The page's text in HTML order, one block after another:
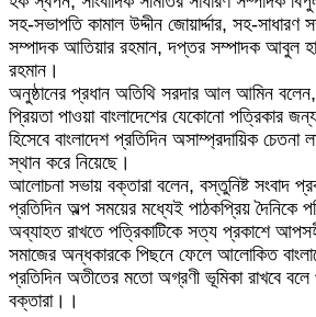
সহ-সভাপতি কামাল উদ্দীন জোয়ার্দ্দার, সহ-
সম্পাদক আতিয়ার রহমান, দপ্তর সম্পাদক আবুল
রহমান।
অনুষ্ঠানের প্রধান অতিথি সরদার আল আমিন
প্রিয়তা পাওয়া বাংলাদেশের যেকোনো পত্রিকার
হিসেবে বাংলাদেশ প্রতিদিন অসাম্প্রদায়িক চেতনা
স্থান করে নিয়েছে।
আলোচনা সভায় বক্তারা বলেন, বস্তুনিষ্ট সংবাদ
প্রতিদিন অল্প সময়ের মধ্যেই পাঠকপ্রিয় দৈনিকে
অব্যাহত রাখতে পত্রিকাটিকে সত্য প্রকাশে
সমাজের অন্ধকারকে পিছনে ফেলে আলোকিত
প্রতিদিন অতীতের মতো অগ্রণী ভূমিকা রাখবে
বক্তারা।।